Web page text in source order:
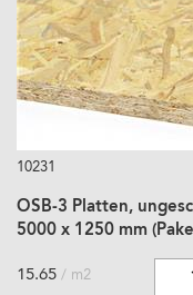
10231
OSB-3 Platten,
5000 x 1250 mm
15.65 / m2